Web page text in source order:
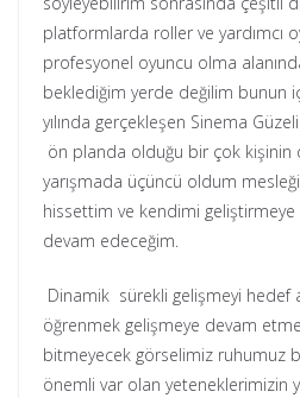
platformlarda roller ve yardımcı
profesyonel oyuncu olma
beklediğim yerde değilim bunun
yılında gerçekleşen Sinema
ön planda olduğu bir çok kişinin
yarışmada üçüncü oldum
hissettim ve kendimi geliştirmeye
devam edeceğim.
Dinamik sürekli gelişmeyi hedef
öğrenmek gelişmeye devam
bitmeyecek görselimiz ruhumuz
önemli var olan yeteneklerimizin